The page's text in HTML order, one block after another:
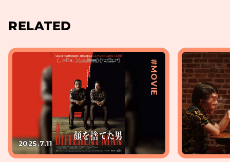
RELATED
#MOVIE
2025.7.11